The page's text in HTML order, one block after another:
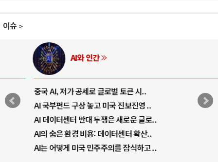
이슈
AI와 인간
중국 AI, 저가 공세로 글로벌 토큰 시..
AI 국부펀드 구상 놓고 미국 진보진영 ..
AI 데이터센터 반대 투쟁은 새로운 글로..
AI의 숨은 환경 비용: 데이터센터 확산..
AI는 어떻게 미국 민주주의를 잠식하고 ..